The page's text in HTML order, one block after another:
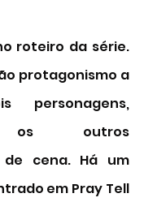
roteiro da série.
protagonismo a
os outros
de cena. Há um
em Pray Tell